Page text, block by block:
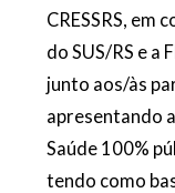
CRESSRS, em
do SUS/RS e a
junto aos/às
apresentando
Saúde 100%
tendo como